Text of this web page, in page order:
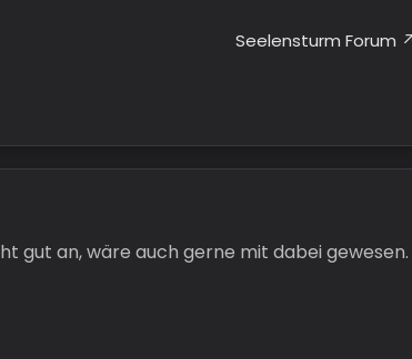
Seelensturm Forum
gut an, wäre auch gerne mit dabei gewesen.